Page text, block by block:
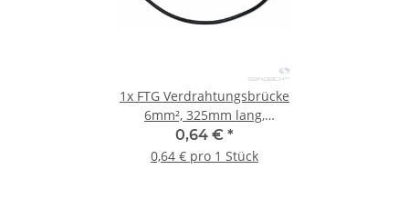
1x FTG Verdrahtungsbrücke
6mm², 325mm lang,
schwarz, 1x
Gabelkabelschuh, 1x
0,64 € *
0,64 € pro 1 Stück